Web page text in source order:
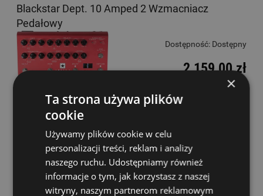
Blackstar Dept. 10 Amped 2 Wzmacniacz
Pedałowy
Dostępność: Dostępny
2 159,00 zł
Blackstar Dept. 10 Amped 3 Wzmacniacz
Pedałowy
Dostępność:
×
Ta strona używa plików
cookie
Używamy plików cookie w celu
personalizacji treści, reklam i analizy
naszego ruchu. Udostępniamy również
informacje o tym, jak korzystasz z naszej
witryny, naszym partnerom reklamowym